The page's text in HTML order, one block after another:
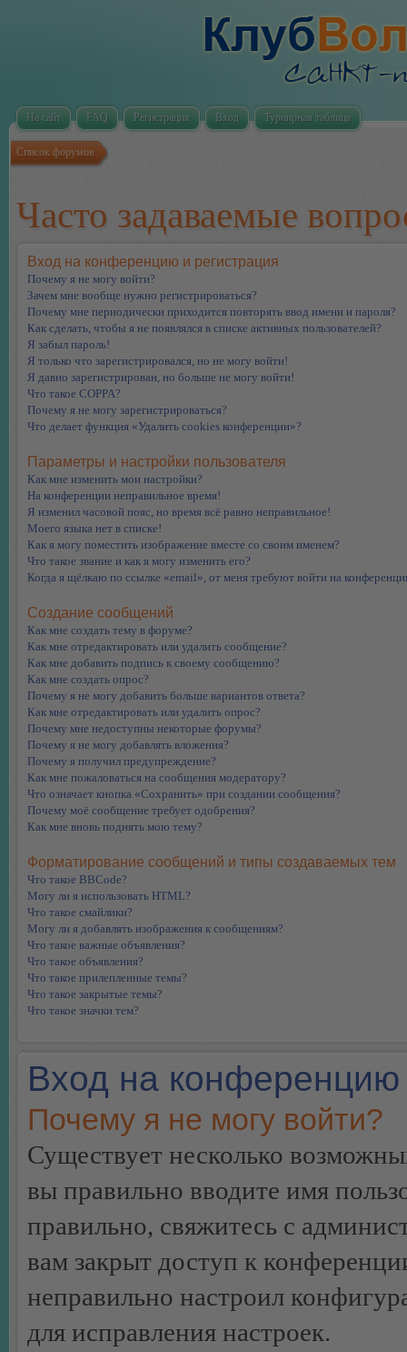
На сайт FAQ Регистрация Вход Турнирная таблица
Список форумов
Часто задаваемые
Вход на конференцию и регистрация
Почему я не могу войти?
Зачем мне вообще нужно регистрироваться?
Почему мне периодически приходится повторять ввод имени и пароля?
Как сделать, чтобы я не появлялся в списке активных пользователей?
Я забыл пароль!
Я только что зарегистрировался, но не могу войти!
Я давно зарегистрирован, но больше не могу войти!
Что такое COPPA?
Почему я не могу зарегистрироваться?
Что делает функция «Удалить cookies конференции»?
Параметры и настройки пользователя
Как мне изменить мои настройки?
На конференции неправильное время!
Я изменил часовой пояс, но время всё равно неправильное!
Моего языка нет в списке!
Как я могу поместить изображение вместе со своим именем?
Что такое звание и как я могу изменить его?
Когда я щёлкаю по ссылке «email», от меня требуют войти на
Создание сообщений
Как мне создать тему в форуме?
Как мне отредактировать или удалить сообщение?
Как мне добавить подпись к своему сообщению?
Как мне создать опрос?
Почему я не могу добавить больше вариантов ответа?
Как мне отредактировать или удалить опрос?
Почему мне недоступны некоторые форумы?
Почему я не могу добавлять вложения?
Почему я получил предупреждение?
Как мне пожаловаться на сообщения модератору?
Что означает кнопка «Сохранить» при создании сообщения?
Почему моё сообщение требует одобрения?
Как мне вновь поднять мою тему?
Форматирование сообщений и типы создаваемых тем
Что такое BBCode?
Могу ли я использовать HTML?
Что такое смайлики?
Могу ли я добавлять изображения к сообщениям?
Что такое важные объявления?
Что такое объявления?
Что такое прилепленные темы?
Что такое закрытые темы?
Что такое значки тем?
Вход на конференцию
Почему я не могу войти?
Существует несколько
вы правильно вводите имя
правильно, свяжитесь с
вам закрыт доступ к
неправильно настроил
для исправления настроек.